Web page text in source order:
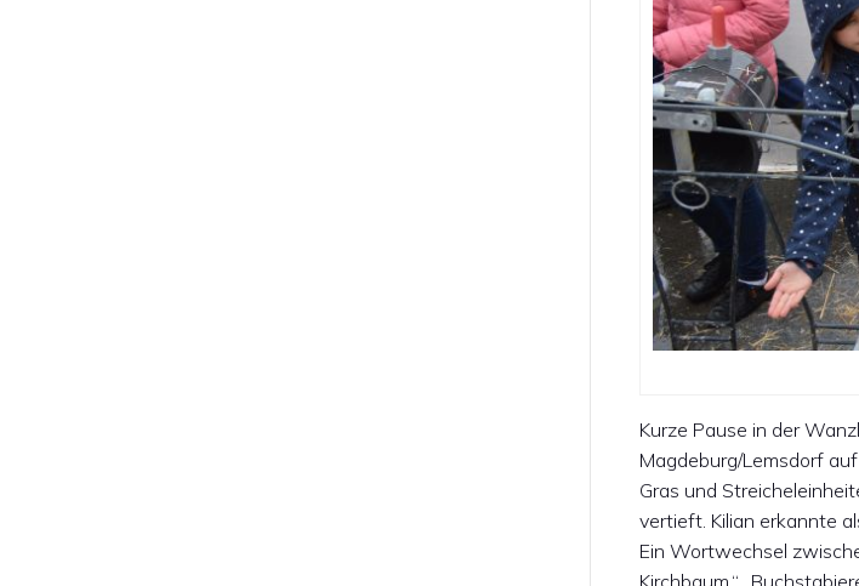
Kurze Pause in der
Magdeburg/Lemsdorf
Gras und
vertieft. Kilian erkannte
Ein Wortwechsel